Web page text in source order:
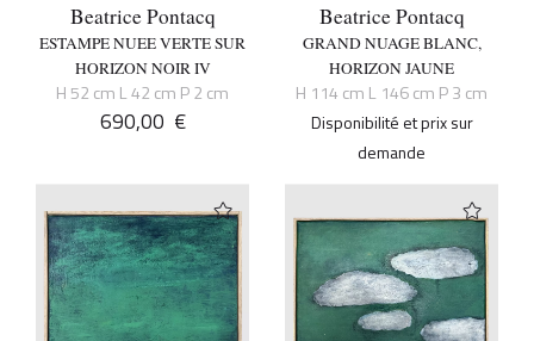
Beatrice Pontacq
ESTAMPE NUEE VERTE SUR
HORIZON NOIR IV
H 52 cm L 42 cm P 2 cm
690,00 €
Beatrice Pontacq
GRAND NUAGE BLANC,
HORIZON JAUNE
H 114 cm L 146 cm P 3 cm
Disponibilité et prix sur
demande